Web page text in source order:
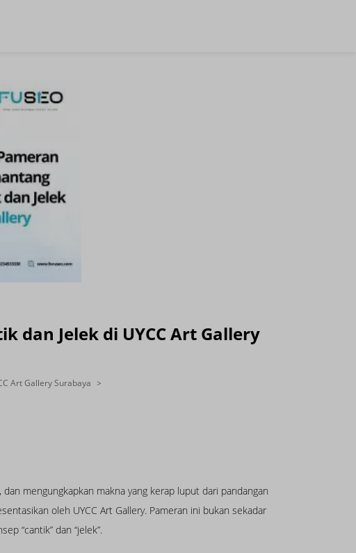
dan Jelek di UYCC Art Gallery
Art Gallery Surabaya
mengungkapkan makna yang kerap luput dari pandangan
oleh UYCC Art Gallery. Pameran ini bukan sekadar
“cantik” dan “jelek”.